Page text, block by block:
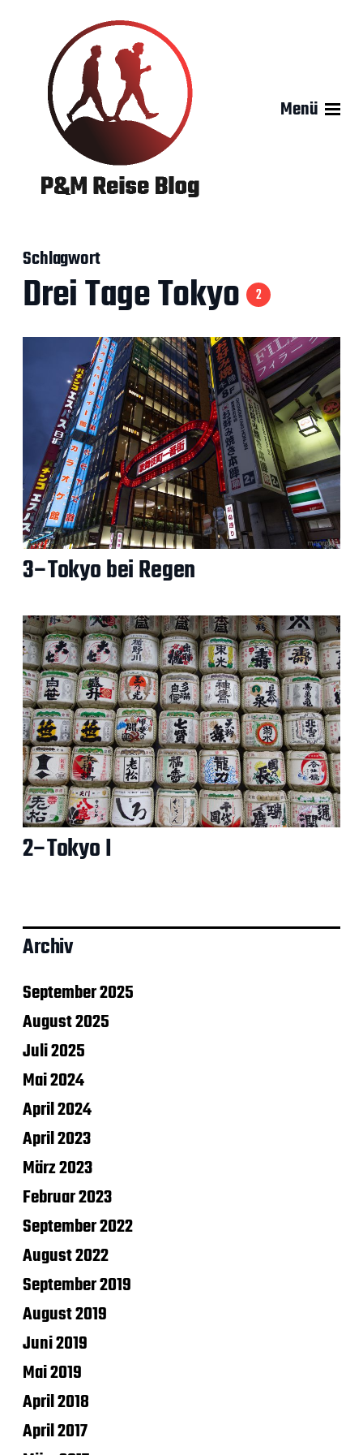
Menü
Schlagwort
Drei Tage Tokyo 2
3–Tokyo bei Regen
2–Tokyo I
Archiv
September 2025
August 2025
Juli 2025
Mai 2024
April 2024
April 2023
März 2023
Februar 2023
September 2022
August 2022
September 2019
August 2019
Juni 2019
Mai 2019
April 2018
April 2017